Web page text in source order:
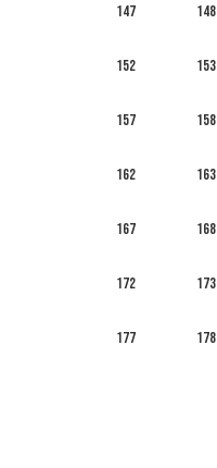
147 148
152 153
157 158
162 163
167 168
172 173
177 178